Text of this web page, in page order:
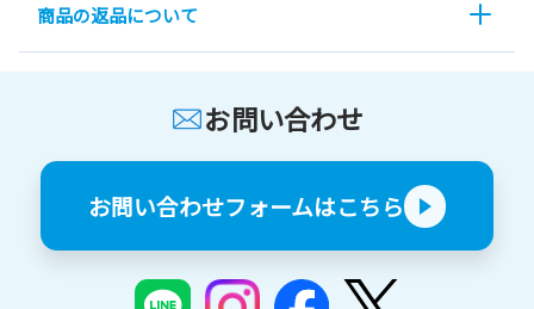
商品の返品について
お問い合わせ
お問い合わせフォームはこちら